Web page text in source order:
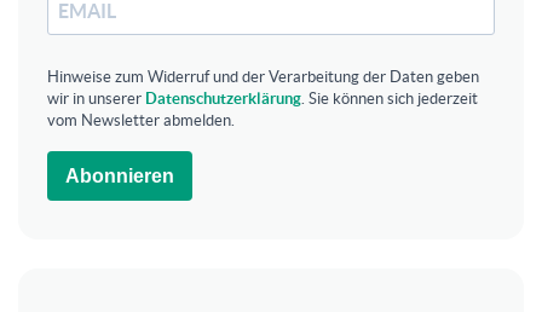
Hinweise zum Widerruf und der Verarbeitung der Daten geben
wir in unserer Datenschutzerklärung. Sie können sich jederzeit
vom Newsletter abmelden.
Abonnieren